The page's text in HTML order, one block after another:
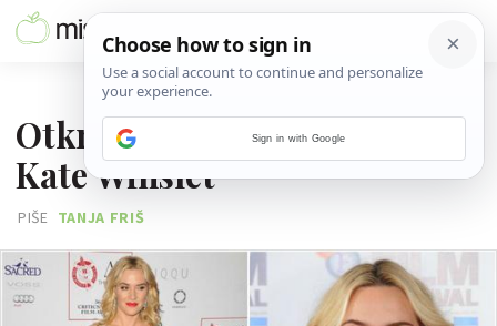
Otkrivena neugodna tajna
Kate Winslet
PIŠE TANJA FRIŠ
Sign in with Google